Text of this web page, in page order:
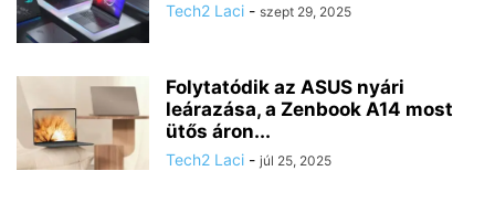
Tech2 Laci - szept 29, 2025
Folytatódik az ASUS nyári
leárazása, a Zenbook A14 most
ütős áron...
Tech2 Laci - júl 25, 2025